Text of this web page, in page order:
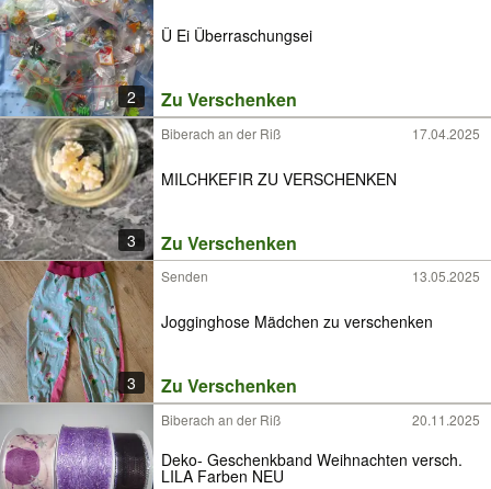
2
Ü Ei Überraschungsei
Zu Verschenken
3
Biberach an der Riß 17.04.2025
MILCHKEFIR ZU VERSCHENKEN
Zu Verschenken
3
Senden 13.05.2025
Jogginghose Mädchen zu verschenken
Zu Verschenken
Biberach an der Riß 20.11.2025
Deko- Geschenkband Weihnachten versch.
LILA Farben NEU